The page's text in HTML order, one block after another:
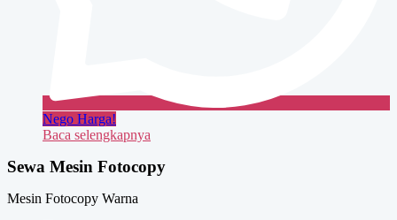
Nego Harga!
Baca selengkapnya
Sewa Mesin Fotocopy
Mesin Fotocopy Warna